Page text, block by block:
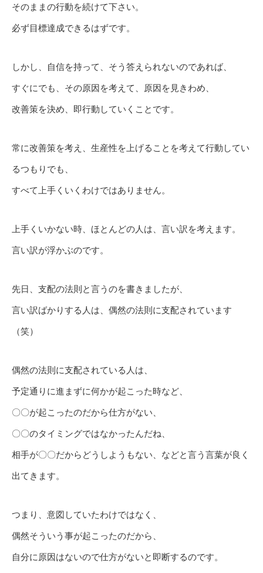
そのままの行動を続けて下さい。
必ず目標達成できるはずです。
しかし、自信を持って、そう答えられないのであれば、
すぐにでも、その原因を考えて、原因を見きわめ、
改善策を決め、即行動していくことです。
常に改善策を考え、生産性を上げることを考えて行動してい
るつもりでも、
すべて上手くいくわけではありません。
上手くいかない時、ほとんどの人は、言い訳を考えます。
言い訳が浮かぶのです。
先日、支配の法則と言うのを書きましたが、
言い訳ばかりする人は、偶然の法則に支配されています
（笑）
偶然の法則に支配されている人は、
予定通りに進まずに何かが起こった時など、
〇〇が起こったのだから仕方がない、
〇〇のタイミングではなかったんだね、
相手が〇〇だからどうしようもない、などと言う言葉が良く
出てきます。
つまり、意図していたわけではなく、
偶然そういう事が起こったのだから、
自分に原因はないので仕方がないと即断するのです。